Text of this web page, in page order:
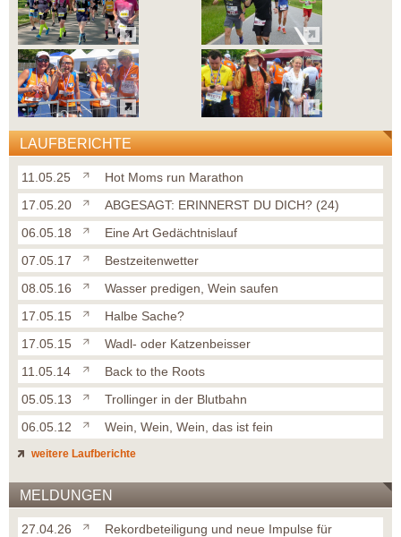
LAUFBERICHTE
11.05.25
Hot Moms run Marathon
17.05.20
ABGESAGT: ERINNERST DU DICH? (24)
06.05.18
Eine Art Gedächtnislauf
07.05.17
Bestzeitenwetter
08.05.16
Wasser predigen, Wein saufen
17.05.15
Halbe Sache?
17.05.15
Wadl- oder Katzenbeisser
11.05.14
Back to the Roots
05.05.13
Trollinger in der Blutbahn
06.05.12
Wein, Wein, Wein, das ist fein
weitere Laufberichte
MELDUNGEN
27.04.26 Rekordbeteiligung und neue Impulse für